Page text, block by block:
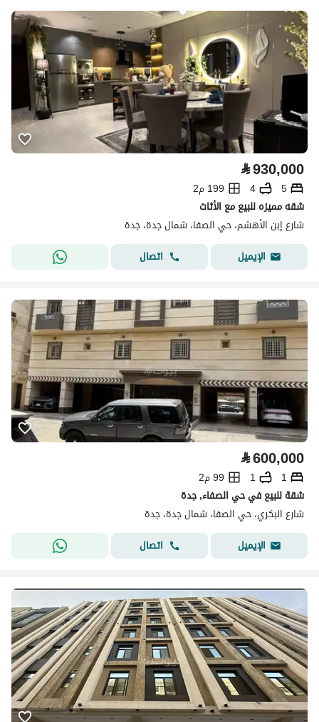
⃁930,000
5
4
199 م2
شقه مميزه للبيع مع الأثاث
شارع إبن الأهشم، حي الصفا، شمال جدة، جدة
الإيميل
اتصال
⃁600,000
1
1
99 م2
شقة للبيع في حي الصفاء, جدة
شارع البكري، حي الصفا، شمال جدة، جدة
الإيميل
اتصال